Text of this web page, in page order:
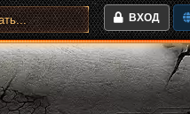
ВХОД